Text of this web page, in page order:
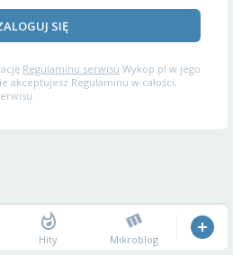
SIĘ
Regulaminu serwisu Wykop.pl w jego
akceptujesz Regulaminu w całości,
Hity Mikroblog